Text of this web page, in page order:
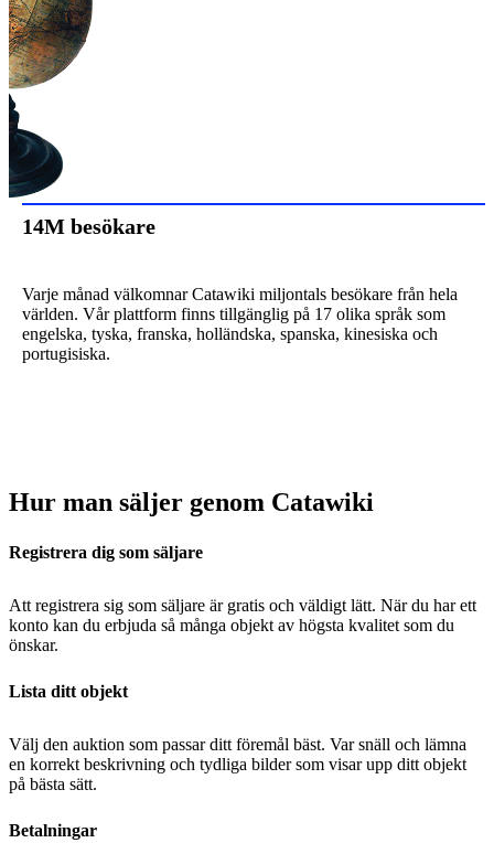
14M besökare
Varje månad välkomnar Catawiki miljontals besökare från hela
världen. Vår plattform finns tillgänglig på 17 olika språk som
engelska, tyska, franska, holländska, spanska, kinesiska och
portugisiska.
Hur man säljer genom Catawiki
Registrera dig som säljare
Att registrera sig som säljare är gratis och väldigt lätt. När du har ett
konto kan du erbjuda så många objekt av högsta kvalitet som du
önskar.
Lista ditt objekt
Välj den auktion som passar ditt föremål bäst. Var snäll och lämna
en korrekt beskrivning och tydliga bilder som visar upp ditt objekt
på bästa sätt.
Betalningar